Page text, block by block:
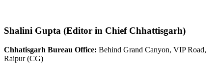
Shalini Gupta (Editor in Chief Chhattisgarh)
Chhatisgarh Bureau Office: Behind Grand Canyon, VIP Road,
Raipur (CG)